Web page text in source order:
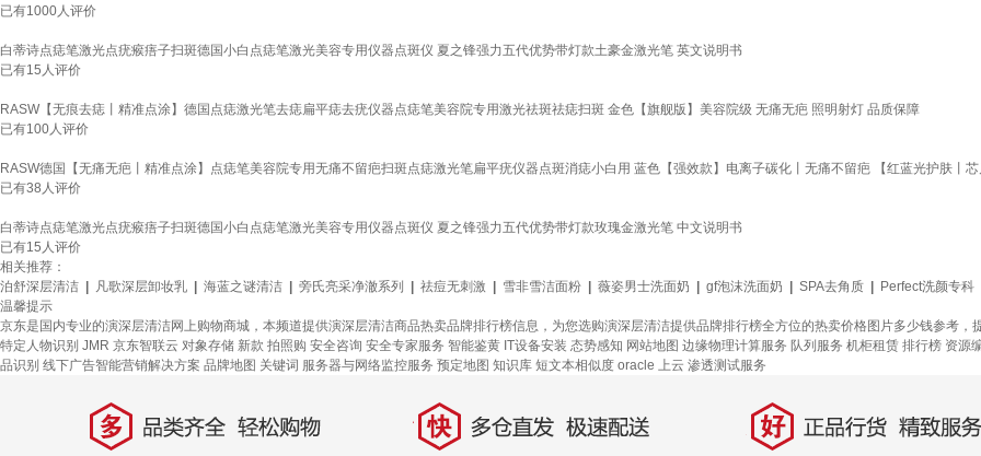
已有1000人评价
白蒂诗点痣笔激光点疣瘊痦子扫斑德国小白点痣笔激光美容专用仪器点斑仪 夏之锋强力五代优势带灯款土豪金激光笔 英文说明书
已有15 人评价
RASW【无痕去痣丨精准点涂】德国点痣激光笔去痣扁平痣去疣仪器点痣笔美容院专用激光祛斑祛痣扫斑 金色【旗舰版】美容院级 无痛无疤 照明射灯 品质保障
已有100人评价
RASW德国【无痛无疤丨精准点涂】点痣笔美容院专用无痛不留疤扫斑点痣激光笔扁平疣仪器点斑消痣小白用 蓝色【强效款】电离子碳化丨无痛不留疤 【红蓝光护肤丨芯
已有38 人评价
白蒂诗点痣笔激光点疣瘊痦子扫斑德国小白点痣笔激光美容专用仪器点斑仪 夏之锋强力五代优势带灯款玫瑰金激光笔 中文说明书
已有15 人评价
相关推荐：
泊舒深层清洁
凡歌深层卸妆乳 海蓝之谜清洁 旁氏亮采净澈系列 祛痘无刺激 雪非雪洁面粉 薇姿男士洗面奶 gf泡沫洗面奶 SPA去角质 Perfect洗颜专科
温馨提示
京东是国内专业的演深层清洁网上购物商城，本频道提供演深层清洁商品热卖品牌排行榜信息，为您选购演深层清洁提供品牌排行榜全方位的热卖价格图片多少钱参考，
特定人物识别 JMR 京东智联云 对象存储 新款 拍照购 安全咨询 安全专家服务 智能鉴黄 IT设备安装 态势感知 网站地图 边缘物理计算服务 队列服务 机柜租赁 排行榜 资源
品识别 线下广告智能营销解决方案 品牌地图 关键词 服务器与网络监控服务 预定地图 知识库 短文本相似度 oracle 上云 渗透测试服务
多 品类齐全，轻松购物 快 多仓直发，极速配送 好 正品行货，精致服务